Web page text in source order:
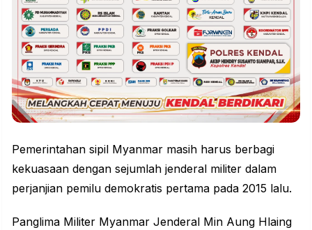
Pemerintahan sipil Myanmar masih harus berbagi
kekuasaan dengan sejumlah jenderal militer dalam
perjanjian pemilu demokratis pertama pada 2015 lalu.
Panglima Militer Myanmar Jenderal Min Aung Hlaing